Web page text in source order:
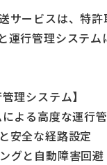
サービスは、特
運行管理システ
理システム】
よる高度な運行
安全な経路設定
グと自動障害回避